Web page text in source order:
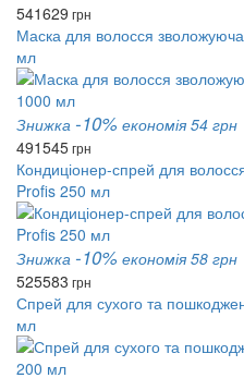
541629 грн
Маска для волосся
мл
Знижка -10% економія 54 грн
491545грн
Кондиціонер-спрей для
Profis 250 мл
Знижка -10% економія 58 грн
525583 грн
Спрей для сухого та
мл